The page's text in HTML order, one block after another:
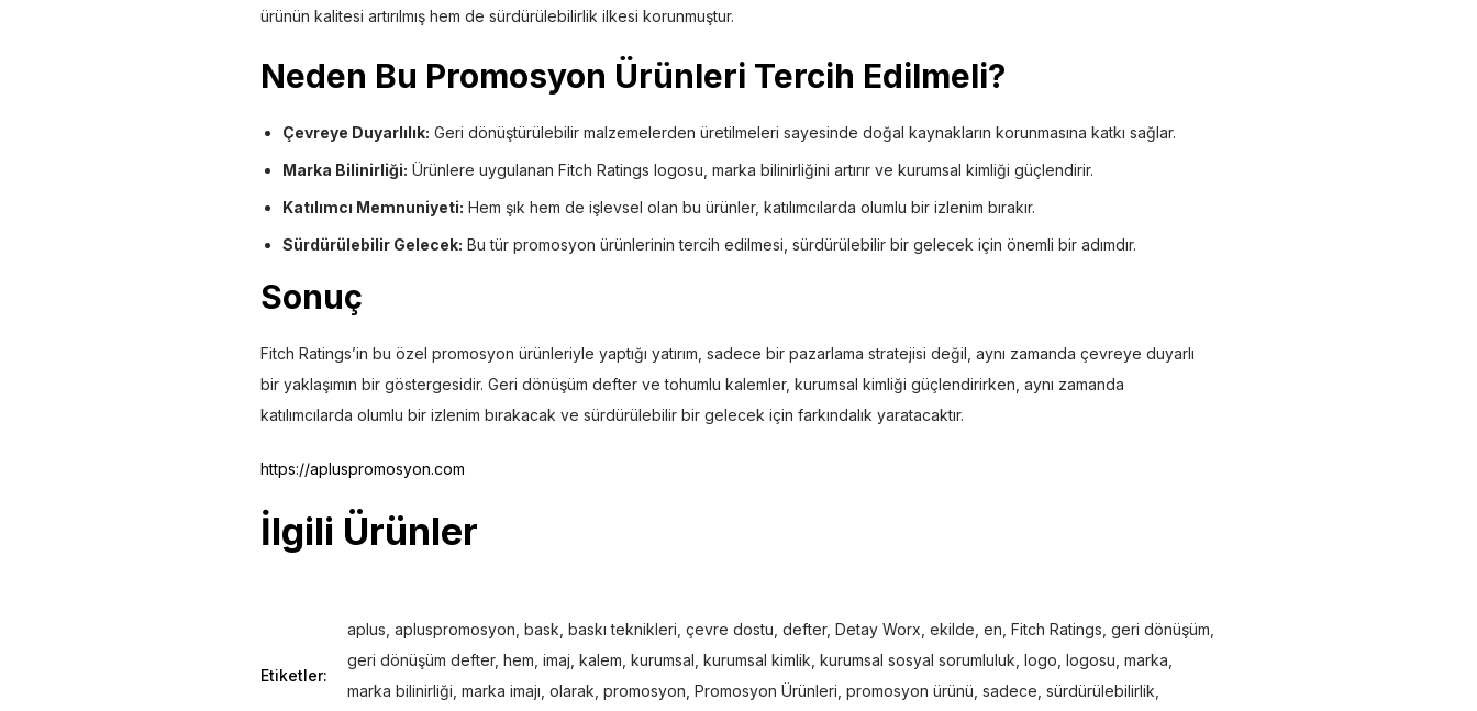
ürünün kalitesi artırılmış hem de sürdürülebilirlik ilkesi korunmuştur.
Neden Bu Promosyon Ürünleri Tercih Edilmeli?
Çevreye Duyarlılık: Geri dönüştürülebilir malzemelerden üretilmeleri sayesinde doğal kaynakların korunmasına katkı sağlar.
Marka Bilinirliği: Ürünlere uygulanan Fitch Ratings logosu, marka bilinirliğini artırır ve kurumsal kimliği güçlendirir.
Katılımcı Memnuniyeti: Hem şık hem de işlevsel olan bu ürünler, katılımcılarda olumlu bir izlenim bırakır.
Sürdürülebilir Gelecek: Bu tür promosyon ürünlerinin tercih edilmesi, sürdürülebilir bir gelecek için önemli bir adımdır.
Sonuç
Fitch Ratings’in bu özel promosyon ürünleriyle yaptığı yatırım, sadece bir pazarlama stratejisi değil, aynı zamanda çevreye duyarlı
bir yaklaşımın bir göstergesidir. Geri dönüşüm defter ve tohumlu kalemler, kurumsal kimliği güçlendirirken, aynı zamanda
katılımcılarda olumlu bir izlenim bırakacak ve sürdürülebilir bir gelecek için farkındalık yaratacaktır.
https://apluspromosyon.com
İlgili Ürünler
Etiketler:
aplus apluspromosyon bask baskı teknikleri çevre dostu defter, Detay Worx ekilde en Fitch Ratings geri dönüşüm
geri dönüşüm defter, hem imaj kalem kurumsal kurumsal kimlik kurumsal sosyal sorumluluk logo logosu marka
marka bilinirliği marka imajı olarak promosyon Promosyon Ürünleri promosyon ürünü sadece sürdürülebilirlik